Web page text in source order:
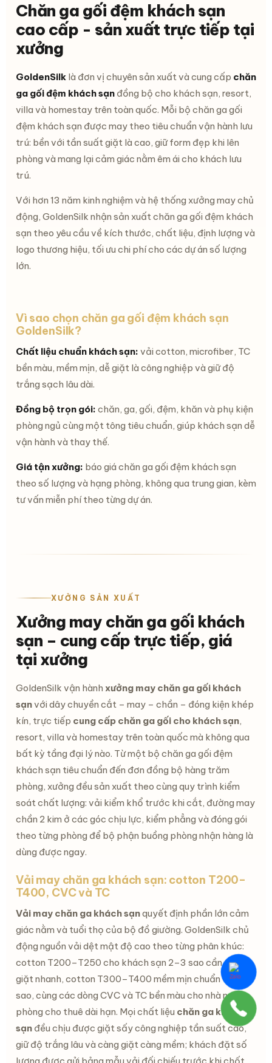
Chăn ga gối đệm khách sạn
cao cấp - sản xuất trực tiếp tại
xưởng
GoldenSilk là đơn vị chuyên sản xuất và cung cấp chăn
ga gối đệm khách sạn đồng bộ cho khách sạn, resort,
villa và homestay trên toàn quốc. Mỗi bộ chăn ga gối
đệm khách sạn được may theo tiêu chuẩn vận hành lưu
trú: bền với tần suất giặt là cao, giữ form đẹp khi lên
phòng và mang lại cảm giác nằm êm ái cho khách lưu
trú.
Với hơn 13 năm kinh nghiệm và hệ thống xưởng may chủ
động, GoldenSilk nhận sản xuất chăn ga gối đệm khách
sạn theo yêu cầu về kích thước, chất liệu, định lượng và
logo thương hiệu, tối ưu chi phí cho các dự án số lượng
lớn.
Vì sao chọn chăn ga gối đệm khách sạn
GoldenSilk?
Chất liệu chuẩn khách sạn: vải cotton, microfiber, TC
bền màu, mềm mịn, dễ giặt là công nghiệp và giữ độ
trắng sạch lâu dài.
Đồng bộ trọn gói: chăn, ga, gối, đệm, khăn và phụ kiện
phòng ngủ cùng một tông tiêu chuẩn, giúp khách sạn dễ
vận hành và thay thế.
Giá tận xưởng: báo giá chăn ga gối đệm khách sạn
theo số lượng và hạng phòng, không qua trung gian, kèm
tư vấn miễn phí theo từng dự án.
XƯỞNG SẢN XUẤT
Xưởng may chăn ga gối khách
sạn – cung cấp trực tiếp, giá
tại xưởng
GoldenSilk vận hành xưởng may chăn ga gối khách
sạnvới dây chuyền cắt – may – chần – đóng kiện khép
kín, trực tiếp cung cấp chăn ga gối cho khách sạn,
resort, villa và homestay trên toàn quốc mà không qua
bất kỳ tầng đại lý nào. Từ một bộ chăn ga gối đệm
khách sạn tiêu chuẩn đến đơn đồng bộ hàng trăm
phòng, xưởng đều sản xuất theo cùng quy trình kiểm
soát chất lượng: vải kiểm khổ trước khi cắt, đường may
chần 2 kim ở các góc chịu lực, kiểm phẳng và đóng gói
theo từng phòng để bộ phận buồng phòng nhận hàng là
dùng được ngay.
Vải may chăn ga khách sạn: cotton T200–
T400, CVC và TC
Vải may chăn ga khách sạnquyết định phần lớn cảm
giác nằm và tuổi thọ của bộ đồ giường. GoldenSilk chủ
động nguồn vải dệt mật độ cao theo từng phân khúc:
cotton T200–T250 cho khách sạn 2–3 sao cần thay
giặt nhanh, cotton T300–T400 mềm mịn chuẩn 4–5
sao, cùng các dòng CVC và TC bền màu cho nhà nghỉ,
phòng cho thuê dài hạn. Mọi chất liệu chăn ga khách
sạn đều chịu được giặt sấy công nghiệp tần suất cao,
giữ độ trắng lâu và càng giặt càng mềm; khách đặt số
lượng được gửi bảng mẫu vải đối chiếu trước khi chốt